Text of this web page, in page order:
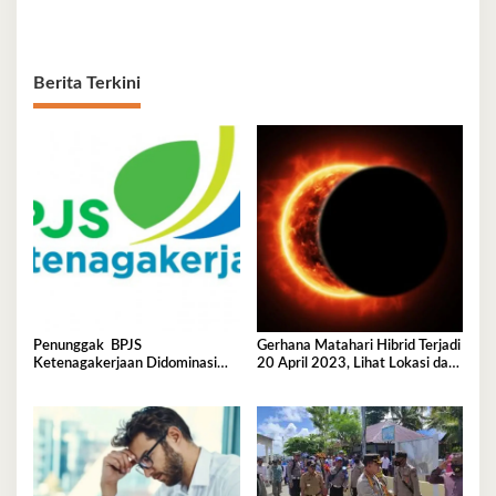
Berita Terkini
Penunggak BPJS
Ketenagakerjaan Didominasi
Gerhana Matahari Hibrid Terjadi
20 April 2023, Lihat Lokasi dan